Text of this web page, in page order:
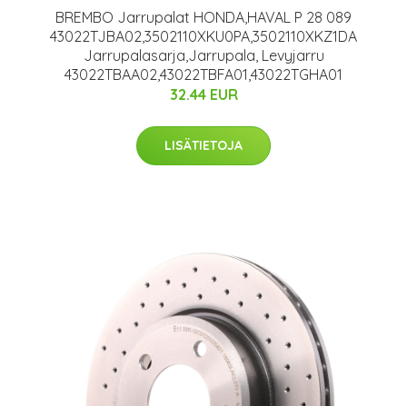
BREMBO Jarrupalat HONDA,HAVAL P 28 089
43022TJBA02,3502110XKU0PA,3502110XKZ1DA
Jarrupalasarja,Jarrupala, Levyjarru
43022TBAA02,43022TBFA01,43022TGHA01
32.44 EUR
LISÄTIETOJA